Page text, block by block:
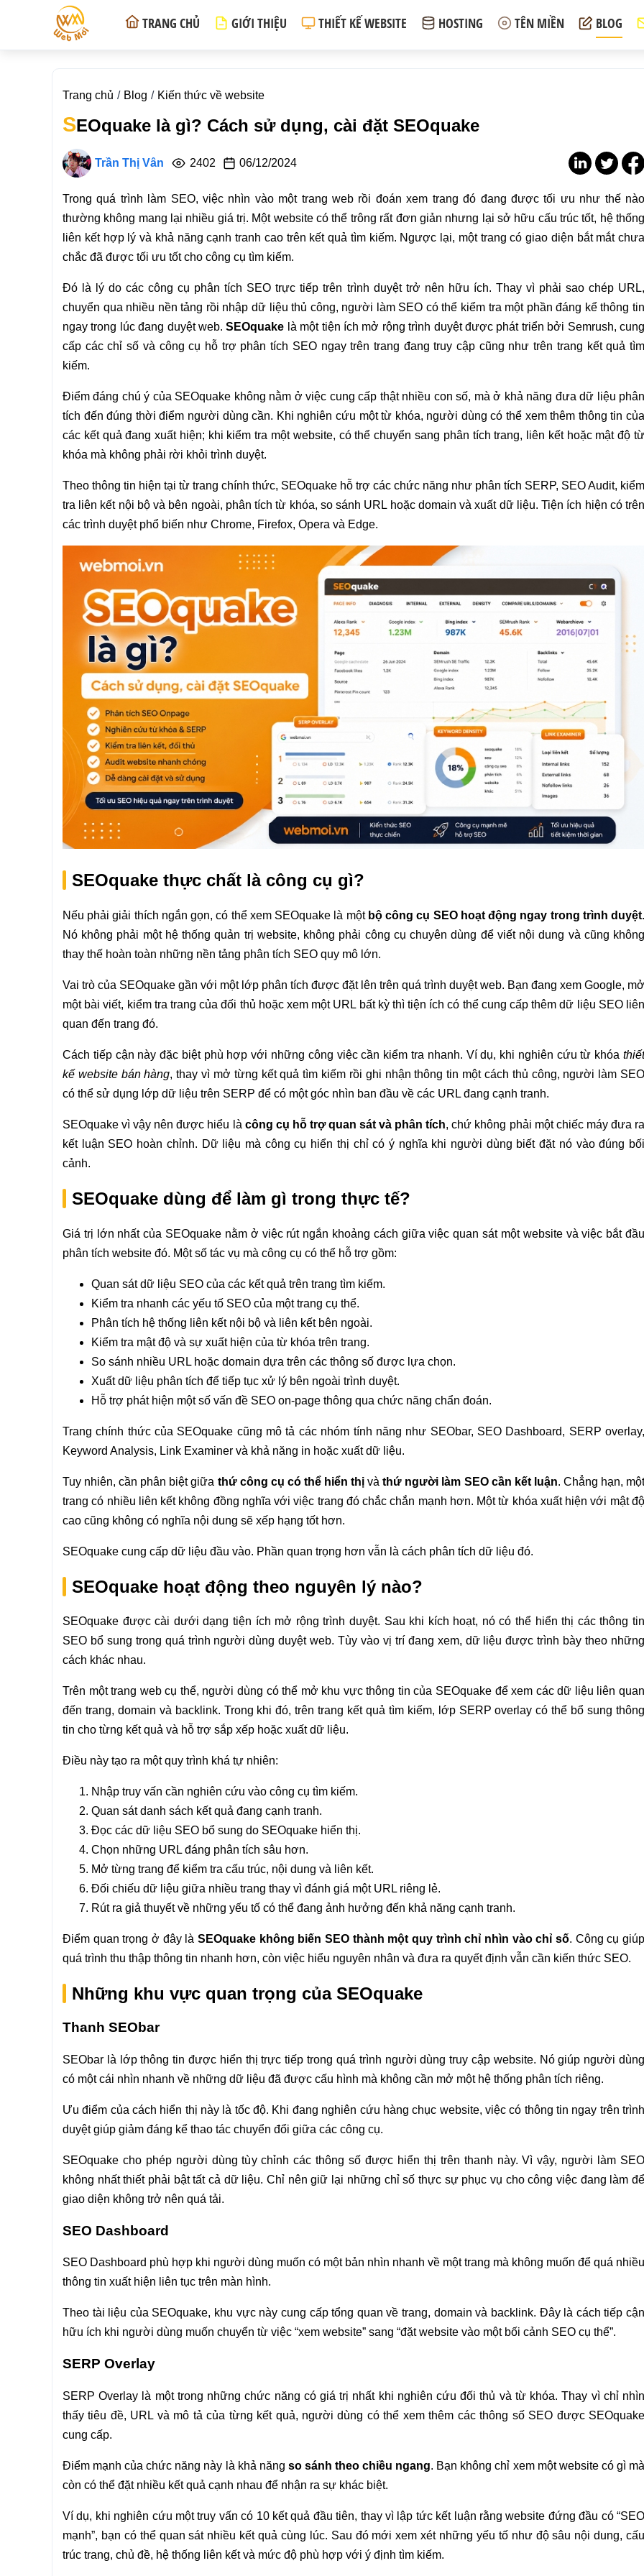
TRANG CHỦ GIỚI THIỆU THIẾT KẾ WEBSITE HOSTING TÊN MIỀN BLOG
Trang chủ Blog Kiến thức về website
SEOquake là gì? Cách sử dụng, cài đặt SEOquake
Trần Thị Vân 2402 06/12/2024
Trong quá trình làm SEO, việc nhìn vào một trang web rồi đoán xem trang đó đang được tối ưu như thế nào
thường không mang lại nhiều giá trị. Một website có thể trông rất đơn giản nhưng lại sở hữu cấu trúc tốt, hệ thống
liên kết hợp lý và khả năng cạnh tranh cao trên kết quả tìm kiếm. Ngược lại, một trang có giao diện bắt mắt chưa
chắc đã được tối ưu tốt cho công cụ tìm kiếm.
Đó là lý do các công cụ phân tích SEO trực tiếp trên trình duyệt trở nên hữu ích. Thay vì phải sao chép URL,
chuyển qua nhiều nền tảng rồi nhập dữ liệu thủ công, người làm SEO có thể kiểm tra một phần đáng kể thông tin
ngay trong lúc đang duyệt web.SEOquake là một tiện ích mở rộng trình duyệt được phát triển bởi Semrush,
cấp các chỉ số và công cụ hỗ trợ phân tích SEO ngay trên trang đang truy cập cũng như trên trang kết quả tìm
kiếm.
Điểm đáng chú ý của SEOquake không nằm ở việc cung cấp thật nhiều con số, mà ở khả năng đưa dữ liệu phân
tích đến đúng thời điểm người dùng cần. Khi nghiên cứu một từ khóa, người dùng có thể xem thêm thông tin của
các kết quả đang xuất hiện; khi kiểm tra một website, có thể chuyển sang phân tích trang, liên kết hoặc mật độ từ
khóa mà không phải rời khỏi trình duyệt.
Theo thông tin hiện tại từ trang chính thức, SEOquake hỗ trợ các chức năng như phân tích SERP, SEO Audit, kiểm
tra liên kết nội bộ và bên ngoài, phân tích từ khóa, so sánh URL hoặc domain và xuất dữ liệu. Tiện ích hiện có trên
các trình duyệt phổ biến như Chrome, Firefox, Opera và Edge.
SEOquake thực chất là công cụ gì?
Nếu phải giải thích ngắn gọn, có thể xem SEOquake là một bộ công cụ SEO hoạt động ngay trong trình duyệt
Nó không phải một hệ thống quản trị website, không phải công cụ chuyên dùng để viết nội dung và cũng không
thay thế hoàn toàn những nền tảng phân tích SEO quy mô lớn.
Vai trò của SEOquake gần với một lớp phân tích được đặt lên trên quá trình duyệt web. Bạn đang xem Google, mở
một bài viết, kiểm tra trang của đối thủ hoặc xem một URL bất kỳ thì tiện ích có thể cung cấp thêm dữ liệu SEO liên
quan đến trang đó.
Cách tiếp cận này đặc biệt phù hợp với những công việc cần kiểm tra nhanh. Ví dụ, khi nghiên cứu từ khóa thiết
kế website bán hàng, thay vì mở từng kết quả tìm kiếm rồi ghi nhận thông tin một cách thủ công, người làm
có thể sử dụng lớp dữ liệu trên SERP để có một góc nhìn ban đầu về các URL đang cạnh tranh.
SEOquake vì vậy nên được hiểu là công cụ hỗ trợ quan sát và phân tích, chứ không phải một chiếc máy đưa
kết luận SEO hoàn chỉnh. Dữ liệu mà công cụ hiển thị chỉ có ý nghĩa khi người dùng biết đặt nó vào đúng bối
cảnh.
SEOquake dùng để làm gì trong thực tế?
Giá trị lớn nhất của SEOquake nằm ở việc rút ngắn khoảng cách giữa việc quan sát một website và việc bắt đầu
phân tích website đó. Một số tác vụ mà công cụ có thể hỗ trợ gồm:
Quan sát dữ liệu SEO của các kết quả trên trang tìm kiếm.
Kiểm tra nhanh các yếu tố SEO của một trang cụ thể.
Phân tích hệ thống liên kết nội bộ và liên kết bên ngoài.
Kiểm tra mật độ và sự xuất hiện của từ khóa trên trang.
So sánh nhiều URL hoặc domain dựa trên các thông số được lựa chọn.
Xuất dữ liệu phân tích để tiếp tục xử lý bên ngoài trình duyệt.
Hỗ trợ phát hiện một số vấn đề SEO on-page thông qua chức năng chẩn đoán.
Trang chính thức của SEOquake cũng mô tả các nhóm tính năng như SEObar, SEO Dashboard, SERP overlay,
Keyword Analysis, Link Examiner và khả năng in hoặc xuất dữ liệu.
Tuy nhiên, cần phân biệt giữa thứ công cụ có thể hiển thị vàthứ người làm SEO cần kết luận. Chẳng hạn,
trang có nhiều liên kết không đồng nghĩa với việc trang đó chắc chắn mạnh hơn. Một từ khóa xuất hiện với mật độ
cao cũng không có nghĩa nội dung sẽ xếp hạng tốt hơn.
SEOquake cung cấp dữ liệu đầu vào. Phần quan trọng hơn vẫn là cách phân tích dữ liệu đó.
SEOquake hoạt động theo nguyên lý nào?
SEOquake được cài dưới dạng tiện ích mở rộng trình duyệt. Sau khi kích hoạt, nó có thể hiển thị các thông tin
SEO bổ sung trong quá trình người dùng duyệt web. Tùy vào vị trí đang xem, dữ liệu được trình bày theo những
cách khác nhau.
Trên một trang web cụ thể, người dùng có thể mở khu vực thông tin của SEOquake để xem các dữ liệu liên quan
đến trang, domain và backlink. Trong khi đó, trên trang kết quả tìm kiếm, lớp SERP overlay có thể bổ sung thông
tin cho từng kết quả và hỗ trợ sắp xếp hoặc xuất dữ liệu.
Điều này tạo ra một quy trình khá tự nhiên:
Nhập truy vấn cần nghiên cứu vào công cụ tìm kiếm.
Quan sát danh sách kết quả đang cạnh tranh.
Đọc các dữ liệu SEO bổ sung do SEOquake hiển thị.
Chọn những URL đáng phân tích sâu hơn.
Mở từng trang để kiểm tra cấu trúc, nội dung và liên kết.
Đối chiếu dữ liệu giữa nhiều trang thay vì đánh giá một URL riêng lẻ.
Rút ra giả thuyết về những yếu tố có thể đang ảnh hưởng đến khả năng cạnh tranh.
Điểm quan trọng ở đây là SEOquake không biến SEO thành một quy trình chỉ nhìn vào chỉ số. Công cụ giúp
quá trình thu thập thông tin nhanh hơn, còn việc hiểu nguyên nhân và đưa ra quyết định vẫn cần kiến thức SEO.
Những khu vực quan trọng của SEOquake
Thanh SEObar
SEObar là lớp thông tin được hiển thị trực tiếp trong quá trình người dùng truy cập website. Nó giúp người dùng
có một cái nhìn nhanh về những dữ liệu đã được cấu hình mà không cần mở một hệ thống phân tích riêng.
Ưu điểm của cách hiển thị này là tốc độ. Khi đang nghiên cứu hàng chục website, việc có thông tin ngay trên trình
duyệt giúp giảm đáng kể thao tác chuyển đổi giữa các công cụ.
SEOquake cho phép người dùng tùy chỉnh các thông số được hiển thị trên thanh này. Vì vậy, người làm SEO
không nhất thiết phải bật tất cả dữ liệu. Chỉ nên giữ lại những chỉ số thực sự phục vụ cho công việc đang làm để
giao diện không trở nên quá tải.
SEO Dashboard
SEO Dashboard phù hợp khi người dùng muốn có một bản nhìn nhanh về một trang mà không muốn để quá nhiều
thông tin xuất hiện liên tục trên màn hình.
Theo tài liệu của SEOquake, khu vực này cung cấp tổng quan về trang, domain và backlink. Đây là cách tiếp cận
hữu ích khi người dùng muốn chuyển từ việc “xem website” sang “đặt website vào một bối cảnh SEO cụ thể”.
SERP Overlay
SERP Overlay là một trong những chức năng có giá trị nhất khi nghiên cứu đối thủ và từ khóa. Thay vì chỉ nhìn
thấy tiêu đề, URL và mô tả của từng kết quả, người dùng có thể xem thêm các thông số SEO được SEOquake
cung cấp.
Điểm mạnh của chức năng này là khả năng so sánh theo chiều ngang. Bạn không chỉ xem một website có gì
còn có thể đặt nhiều kết quả cạnh nhau để nhận ra sự khác biệt.
Ví dụ, khi nghiên cứu một truy vấn có 10 kết quả đầu tiên, thay vì lập tức kết luận rằng website đứng đầu có “SEO
mạnh”, bạn có thể quan sát nhiều kết quả cùng lúc. Sau đó mới xem xét những yếu tố như độ sâu nội dung, cấu
trúc trang, chủ đề, hệ thống liên kết và mức độ phù hợp với ý định tìm kiếm.